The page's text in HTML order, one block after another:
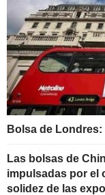
Bolsa de
Las bolsas de
impulsadas por el
solidez de las